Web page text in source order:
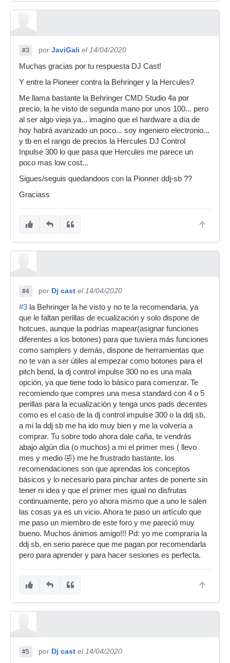
#3 por JaviGali el 14/04/2020
Muchas gracias por tu respuesta DJ Cast!
Y entre la Pioneer contra la Behringer y la Hercules?
Me llama bastante la Behringer CMD Studio 4a por
precio, la he visto de segunda mano por unos 100... pero
al ser algo vieja ya... imagino que el hardware a día de
hoy habrá avanzado un poco... soy ingeniero electronio...
y tb en el rango de precios la Hercules DJ Control
Inpulse 300 lo que pasa que Hercules me parece un
poco mas low cost...
Sigues/seguis quedandoos con la Pionner ddj-sb ??
Graciass
#4 por Dj cast el 14/04/2020
#3 la Behringer la he visto y no te la recomendaria, ya
que le faltan perillas de ecualización y solo dispone de
hotcues, aunque la podrías mapear(asignar funciones
diferentes a los botones) para que tuviera más funciones
como samplers y demás, dispone de herramientas que
no te van a ser útiles al empezar como botones para el
pitch bend, la dj control impulse 300 no es una mala
opción, ya que tiene todo lo básico para comenzar. Te
recomiendo que compres una mesa standard con 4 o 5
perillas para la ecualización y tenga unos pads decentes
como es el caso de la dj control impulse 300 o la ddj sb,
a mi la ddj sb me ha ido muy bien y me la volvería a
comprar. Tu sobre todo ahora dale caña, te vendrás
abajo algún día (o muchos) a mi el primer mes ( llevo
mes y medio 🤣) me he frustrado bastante, los
recomendaciones son que aprendas los conceptos
básicos y lo necesario para pinchar antes de ponerte sin
tener ni idea y que el primer mes igual no disfrutas
continuamente, pero yo ahora mismo que a uno le salen
las cosas ya es un vicio. Ahora te paso un artículo que
me paso un miembro de este foro y me pareció muy
bueno. Muchos ánimos amigo!!! Pd: yo me compraría la
ddj sb, en serio parece que me pagan por recomendarla
pero para aprender y para hacer sesiones es perfecta.
#5 por Dj cast el 14/04/2020